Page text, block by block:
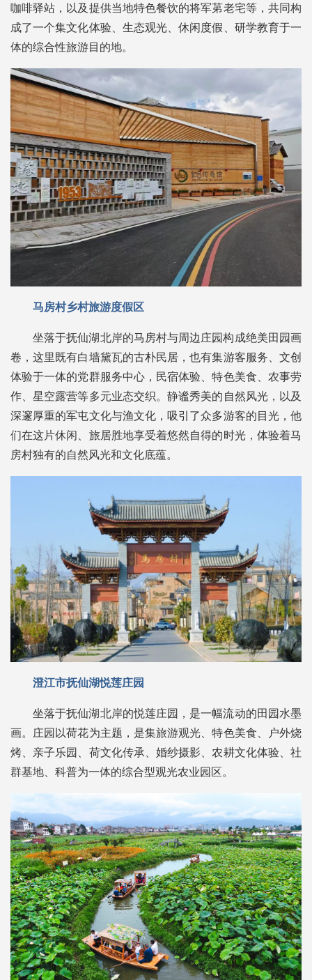
咖啡驿站，以及提供当地特色餐饮的将军苐老宅等，共同构
成了一个集文化体验、生态观光、休闲度假、研学教育于一
体的综合性旅游目的地。
马房村乡村旅游度假区
坐落于抚仙湖北岸的马房村与周边庄园构成绝美田园画
卷，这里既有白墙黛瓦的古朴民居，也有集游客服务、文创
体验于一体的党群服务中心，民宿体验、特色美食、农事劳
作、星空露营等多元业态交织。静谧秀美的自然风光，以及
深邃厚重的军屯文化与渔文化，吸引了众多游客的目光，他
们在这片休闲、旅居胜地享受着悠然自得的时光，体验着马
房村独有的自然风光和文化底蕴。
澄江市抚仙湖悦莲庄园
坐落于抚仙湖北岸的悦莲庄园，是一幅流动的田园水墨
画。庄园以荷花为主题，是集旅游观光、特色美食、户外烧
烤、亲子乐园、荷文化传承、婚纱摄影、农耕文化体验、社
群基地、科普为一体的综合型观光农业园区。